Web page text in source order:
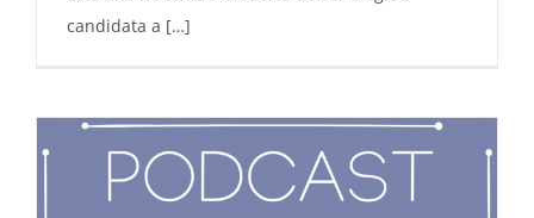
Blog de Ana Cancelas Noticias
candidata a […]